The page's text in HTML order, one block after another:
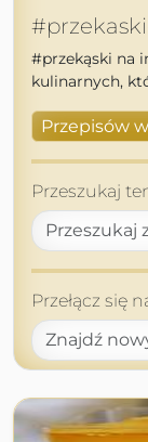
#przekąski na
kulinarnych,
Przepisów
Przeszukaj
Przełącz się